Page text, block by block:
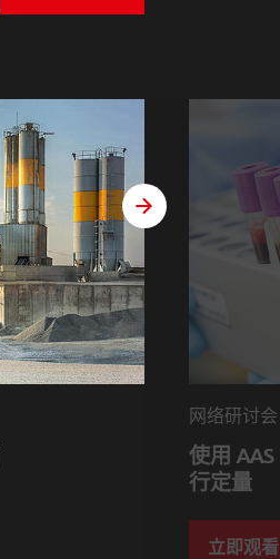
网络研讨会
使用
行定量
立即观看
weiter